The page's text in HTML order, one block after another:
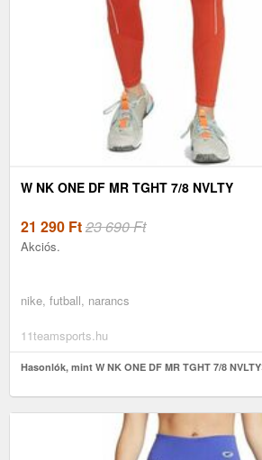
W NK ONE DF MR TGHT 7/8 NVLTY
21 290 Ft23 690 Ft
Akciós.
nike, futball, narancs
11teamsports.hu
Hasonlók, mint W NK ONE DF MR TGHT 7/8 NVLTY